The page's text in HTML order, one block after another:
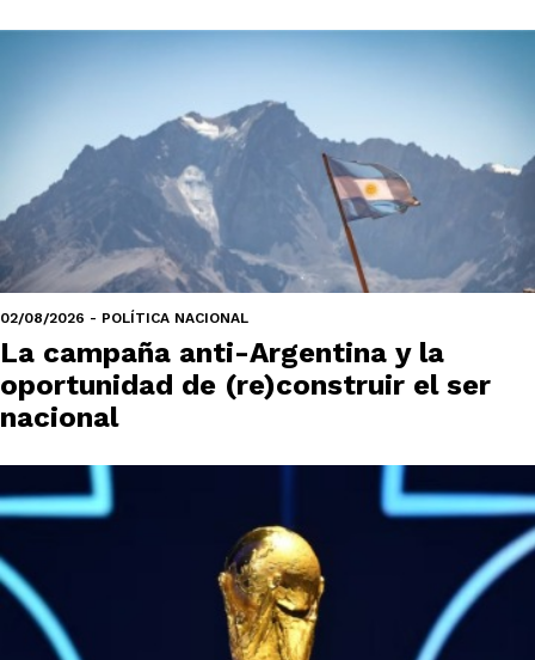
02/08/2026 - POLÍTICA NACIONAL
La campaña anti-Argentina y la
oportunidad de (re)construir el ser
nacional